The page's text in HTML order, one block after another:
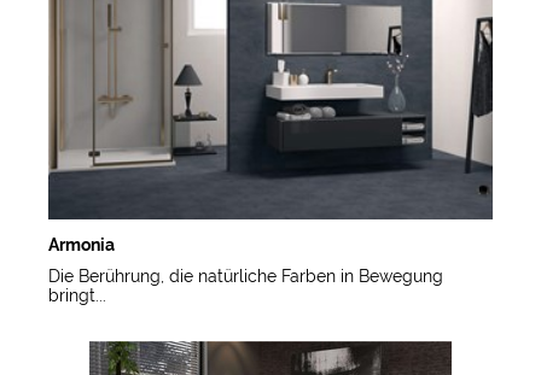
Armonia
Die Berührung, die natürliche Farben in Bewegung
bringt...